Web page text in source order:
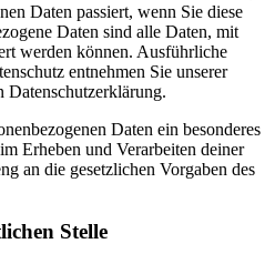
Daten passiert, wenn Sie diese
Daten sind alle Daten, mit
werden können. Ausführliche
entnehmen Sie unserer
Datenschutzerklärung.
Daten ein besonderes
Erheben und Verarbeiten deiner
an die gesetzlichen Vorgaben des
Stelle